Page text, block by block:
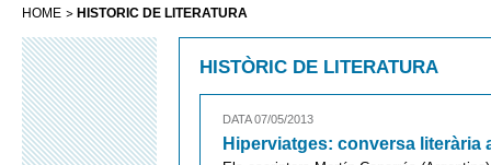
HOME HISTÒRIC DE LITERATURA
HISTÒRIC DE LITERATURA
DATA 07/05/2013
Hiperviatges: conversa literària